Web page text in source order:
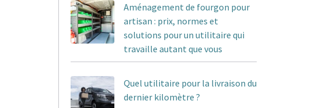
Aménagement de fourgon pour
artisan : prix, normes et
solutions pour un utilitaire qui
travaille autant que vous
Quel utilitaire pour la livraison du
dernier kilomètre ?